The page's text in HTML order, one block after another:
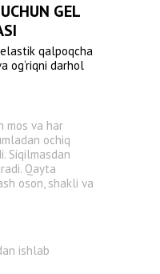
qalpoqcha
og‘riqni darhol
mos va har
ochiq
Siqilmasdan
Qayta
oson, shakli va
ishlab
GEL